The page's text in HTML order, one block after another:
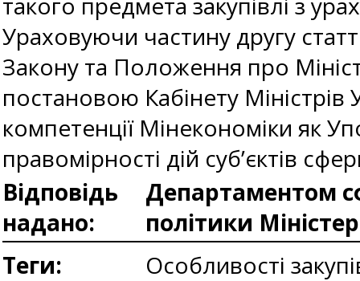
Ураховуючи частину другу
Закону та Положення про
постановою Кабінету
компетенції Мінекономіки як
правомірності дій суб’єктів
Відповідь
надано:
Департаментом
політики
Теги:
Особливості